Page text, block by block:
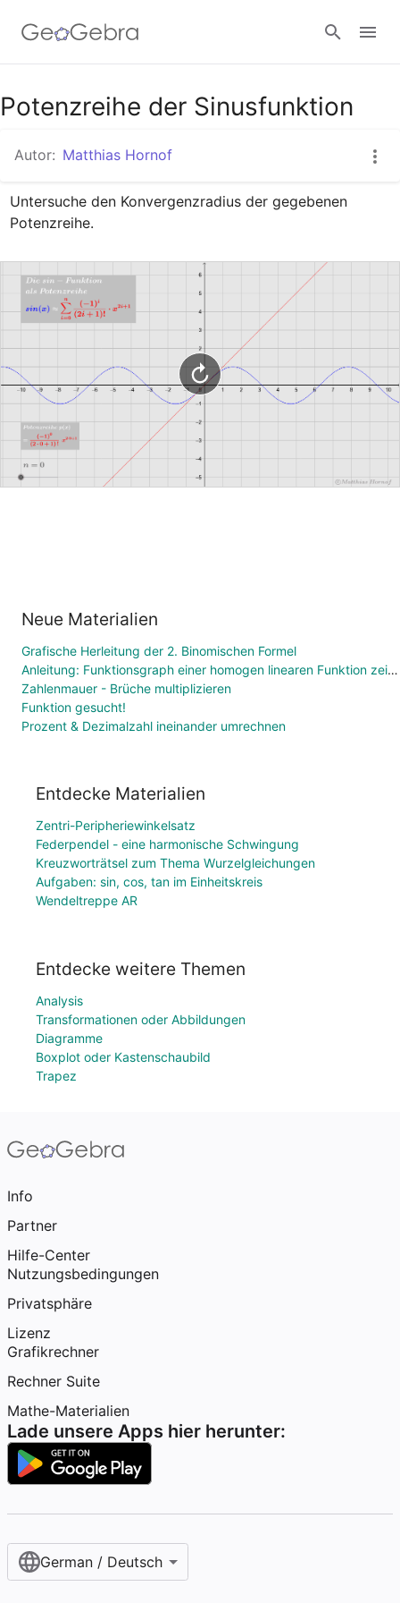
Google Classroom
GeoGebra Classroom
Potenzreihe der Sinusfunktion
Autor: Matthias Hornof
Untersuche den Konvergenzradius der gegebenen
Potenzreihe.
Neue Materialien
Grafische Herleitung der 2. Binomischen Formel
Anleitung: Funktionsgraph einer homogen linearen Funktion zeichnen
Zahlenmauer - Brüche multiplizieren
Funktion gesucht!
Prozent & Dezimalzahl ineinander umrechnen
Entdecke Materialien
Zentri-Peripheriewinkelsatz
Federpendel - eine harmonische Schwingung
Kreuzworträtsel zum Thema Wurzelgleichungen
Aufgaben: sin, cos, tan im Einheitskreis
Wendeltreppe AR
Entdecke weitere Themen
Analysis
Transformationen oder Abbildungen
Diagramme
Boxplot oder Kastenschaubild
Trapez
Info
Partner
Hilfe-Center
Nutzungsbedingungen
Privatsphäre
Lizenz
Grafikrechner
Rechner Suite
Mathe-Materialien
Lade unsere Apps hier herunter:
German / Deutsch